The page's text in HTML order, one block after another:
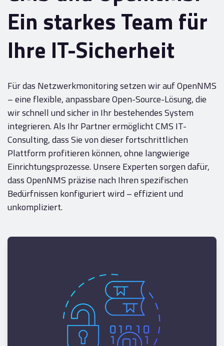
Ein starkes Team für
Ihre IT-Sicherheit
Für das Netzwerkmonitoring setzen wir auf OpenNMS
– eine flexible, anpassbare Open-Source-Lösung, die
wir schnell und sicher in Ihr bestehendes System
integrieren. Als Ihr Partner ermöglicht CMS IT-
Consulting, dass Sie von dieser fortschrittlichen
Plattform profitieren können, ohne langwierige
Einrichtungsprozesse. Unsere Experten sorgen dafür,
dass OpenNMS präzise nach Ihren spezifischen
Bedürfnissen konfiguriert wird – effizient und
unkompliziert.